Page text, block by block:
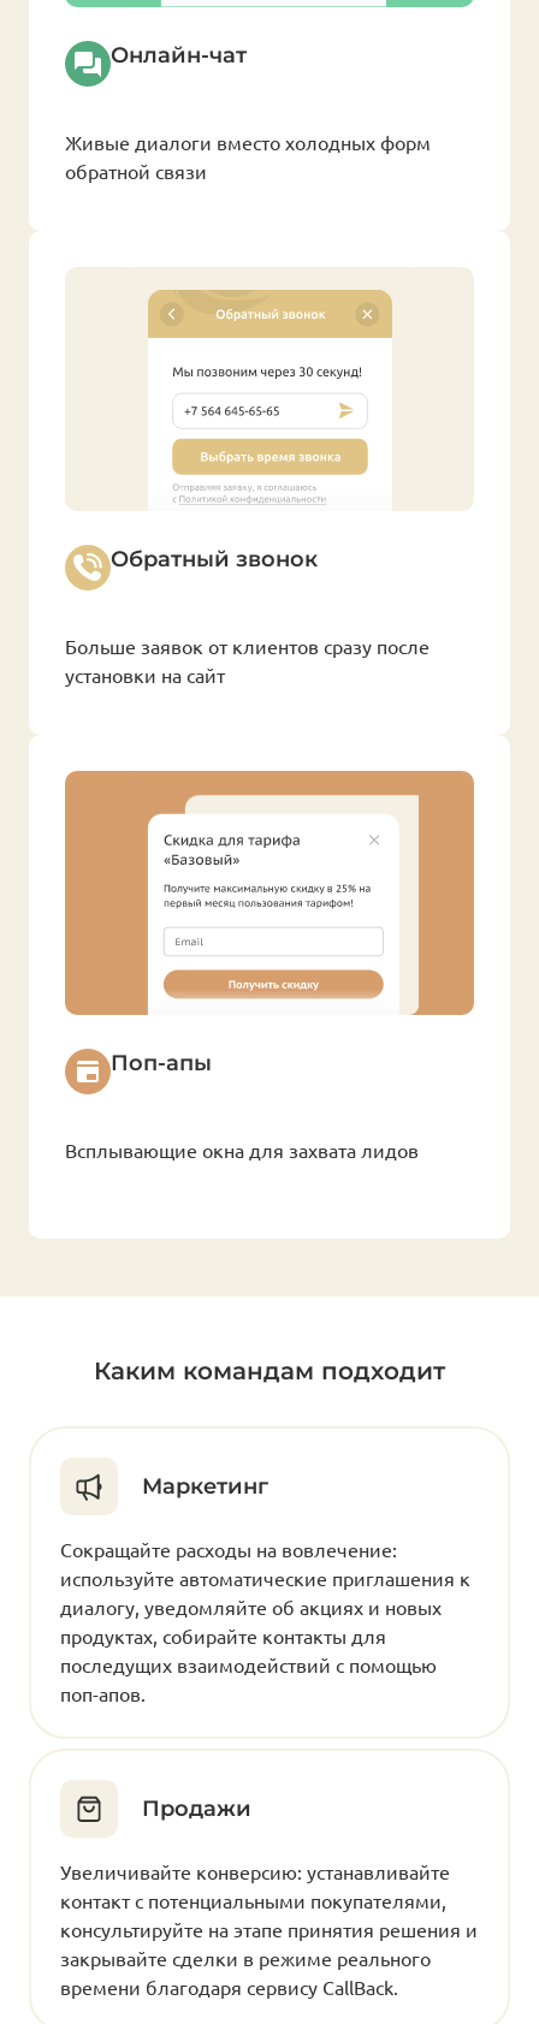
Онлайн-чат
Живые диалоги вместо холодных форм
обратной связи
Обратный звонок
Больше заявок от клиентов сразу после
установки на сайт
Поп-апы
Всплывающие окна для захвата лидов
Каким командам подходит
Маркетинг
Сокращайте расходы на вовлечение:
используйте автоматические приглашения к
диалогу, уведомляйте об акциях и новых
продуктах, собирайте контакты для
последущих взаимодействий с помощью
поп-апов.
Продажи
Увеличивайте конверсию: устанавливайте
контакт с потенциальными покупателями,
консультируйте на этапе принятия решения и
закрывайте сделки в режиме реального
времени благодаря сервису CallBack.